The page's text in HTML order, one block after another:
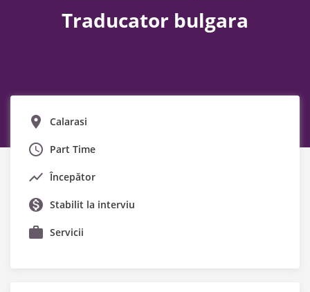
Traducator bulgara
Calarasi
Part Time
Începător
Stabilit la interviu
Servicii